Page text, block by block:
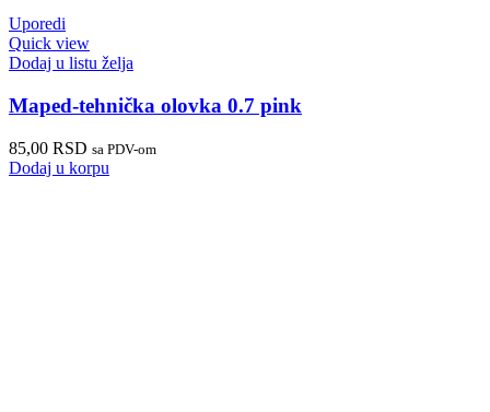
Uporedi
Quick view
Dodaj u listu želja
Maped-tehnička olovka 0.7 pink
85,00 RSD sa PDV-om
Dodaj u korpu